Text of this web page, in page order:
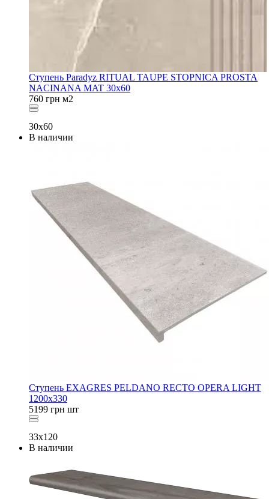
Ступень Paradyz RITUAL TAUPE STOPNICA PROSTA
NACINANA MAT 30x60
760 грн м2
30x60
В наличии
Ступень EXAGRES PELDANO RECTO OPERA LIGHT
1200x330
5199 грн шт
33x120
В наличии